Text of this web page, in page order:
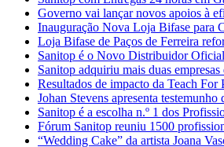
Governo vai lançar novos apoios à
Inauguração Nova Loja Bifase para
Loja Bifase de Paços de Ferreira
Sanitop é o Novo Distribuidor
Sanitop adquiriu mais duas
Resultados de impacto da Teach For
Johan Stevens apresenta
Sanitop é a escolha n.º 1 dos
Fórum Sanitop reuniu 1500
“Wedding Cake” da artista Joana